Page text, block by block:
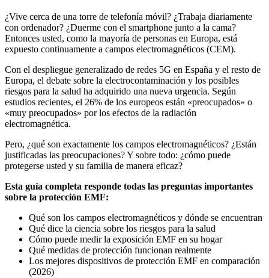
¿Vive cerca de una torre de telefonía móvil? ¿Trabaja diariamente
con ordenador? ¿Duerme con el smartphone junto a la cama?
Entonces usted, como la mayoría de personas en Europa, está
expuesto continuamente a campos electromagnéticos (CEM).
Con el despliegue generalizado de redes 5G en España y el resto de
Europa, el debate sobre la electrocontaminación y los posibles
riesgos para la salud ha adquirido una nueva urgencia. Según
estudios recientes, el 26% de los europeos están «preocupados» o
«muy preocupados» por los efectos de la radiación
electromagnética.
Pero, ¿qué son exactamente los campos electromagnéticos? ¿Están
justificadas las preocupaciones? Y sobre todo: ¿cómo puede
protegerse usted y su familia de manera eficaz?
Esta guía completa responde todas las preguntas importantes
sobre la protección EMF:
Qué son los campos electromagnéticos y dónde se encuentran
Qué dice la ciencia sobre los riesgos para la salud
Cómo puede medir la exposición EMF en su hogar
Qué medidas de protección funcionan realmente
Los mejores dispositivos de protección EMF en comparación
(2026)